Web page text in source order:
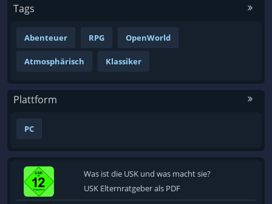
Tags
Abenteuer RPG OpenWorld
Atmosphärisch Klassiker
Plattform
PC
Was ist die USK und was macht sie?
USK Elternratgeber als PDF